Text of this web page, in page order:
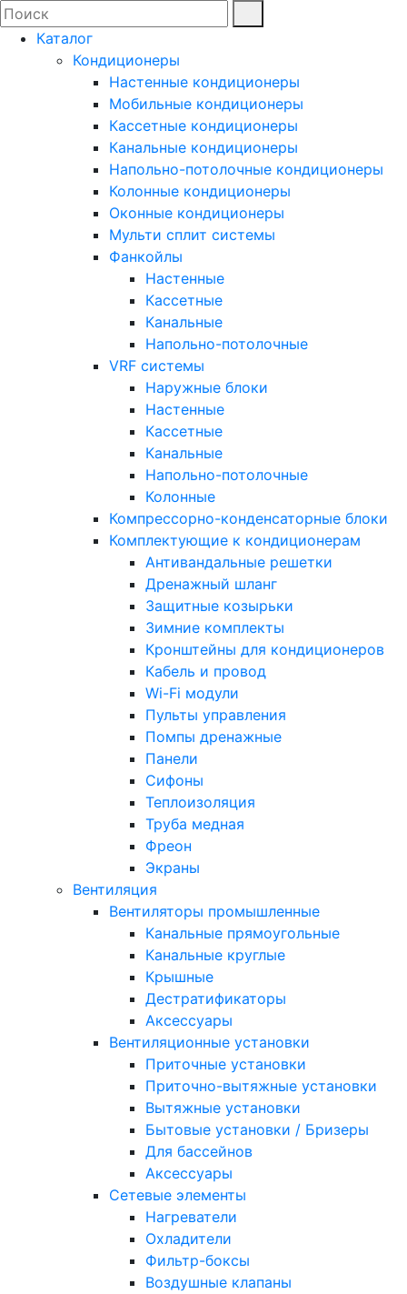
Каталог
Кондиционеры
Настенные кондиционеры
Мобильные кондиционеры
Кассетные кондиционеры
Канальные кондиционеры
Напольно-потолочные кондиционеры
Колонные кондиционеры
Оконные кондиционеры
Мульти сплит системы
Фанкойлы
Настенные
Кассетные
Канальные
Напольно-потолочные
VRF системы
Наружные блоки
Настенные
Кассетные
Канальные
Напольно-потолочные
Колонные
Компрессорно-конденсаторные блоки
Комплектующие к кондиционерам
Антивандальные решетки
Дренажный шланг
Защитные козырьки
Зимние комплекты
Кронштейны для кондиционеров
Кабель и провод
Wi-Fi модули
Пульты управления
Помпы дренажные
Панели
Сифоны
Теплоизоляция
Труба медная
Фреон
Экраны
Вентиляция
Вентиляторы промышленные
Канальные прямоугольные
Канальные круглые
Крышные
Дестратификаторы
Аксессуары
Вентиляционные установки
Приточные установки
Приточно-вытяжные установки
Вытяжные установки
Бытовые установки / Бризеры
Для бассейнов
Аксессуары
Сетевые элементы
Нагреватели
Охладители
Фильтр-боксы
Воздушные клапаны